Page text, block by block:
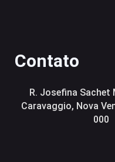
Contato
R. Josefina Sachet
Caravaggio, Nova
000